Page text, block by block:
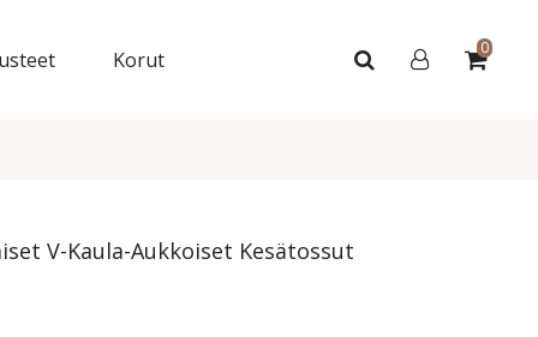
Korut 0
V-Kaula-Aukkoiset Kesätossut